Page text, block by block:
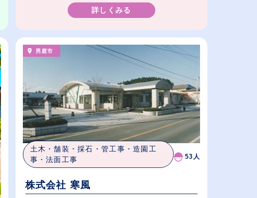
詳しくみる
男鹿市
土木・舗装・採石・管工事・造園工
事・法面工事
53人
株式会社 寒風